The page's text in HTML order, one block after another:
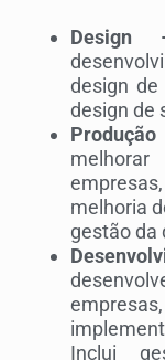
design de
design de
melhoria
gestão da
Inclui